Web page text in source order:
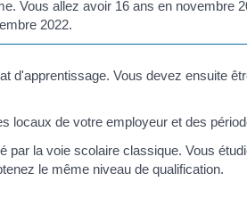
Vous allez avoir 16 ans en novembre
2022.
d'apprentissage. Vous devez ensuite
locaux de votre employeur et des
par la voie scolaire classique. Vous
le même niveau de qualification.